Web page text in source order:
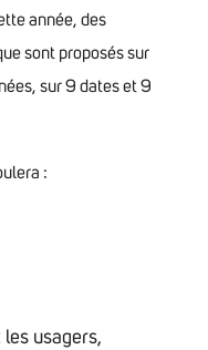
année, des
sont proposés sur
sur 9 dates et 9
:
les usagers,